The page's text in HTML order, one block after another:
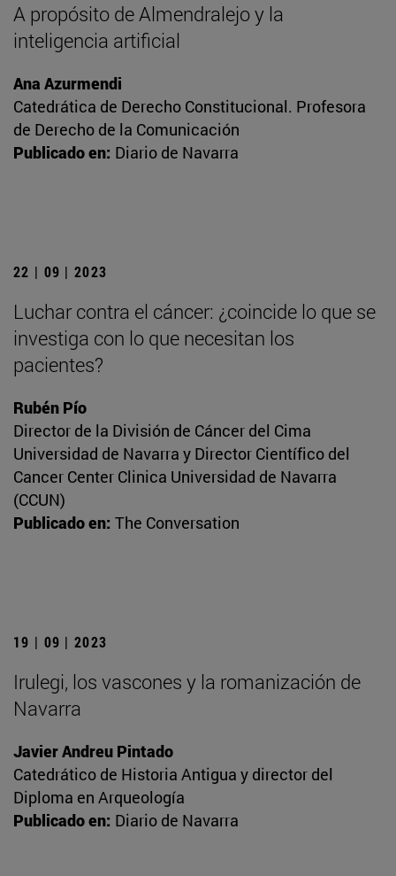
A propósito de Almendralejo y la
inteligencia artificial
Ana Azurmendi
Catedrática de Derecho Constitucional. Profesora
de Derecho de la Comunicación
Publicado en: Diario de Navarra
22 | 09 | 2023
Luchar contra el cáncer: ¿coincide lo que se
investiga con lo que necesitan los
pacientes?
Rubén Pío
Director de la División de Cáncer del Cima
Universidad de Navarra y Director Científico del
Cancer Center Clinica Universidad de Navarra
(CCUN)
Publicado en: The Conversation
19 | 09 | 2023
Irulegi, los vascones y la romanización de
Navarra
Javier Andreu Pintado
Catedrático de Historia Antigua y director del
Diploma en Arqueología
Publicado en: Diario de Navarra